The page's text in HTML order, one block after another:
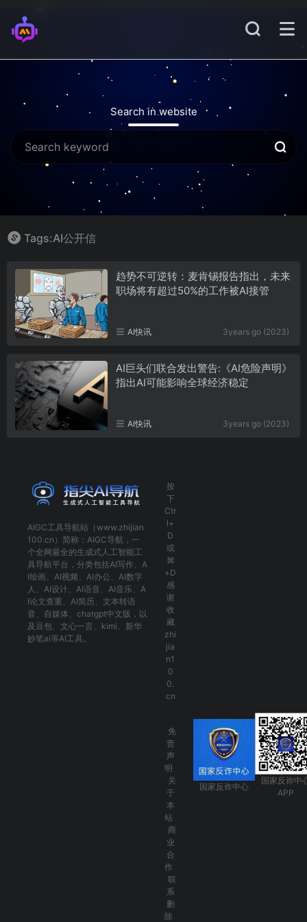
Search in website
Tags:AI公开信
趋势不可逆转：麦肯锡报告指出，未来
职场将有超过50%的工作被AI接管
AI快讯 3years go (2023)
AI巨头们联合发出警告:《AI危险声明》
指出AI可能影响全球经济稳定
AI快讯 3years go (2023)
AIGC工具导航站（www.zhijian
100.cn）简称： AIGC导航 ，一
个全网最全的生成式人工智能工
具导航平台，分类包括AI写作 、 A
I绘画 、 AI视频 、 AI办公 、 AI数字
人 、 AI设计、 AI语音、 AI音乐、 A
I论文查重 、 AI简历 、 文本转语
音、 自媒体 、 chatgpt中文版 ，以
及 豆包、 文心一言 、 kimi 、 新华
妙笔ai等AI工具。
按
下
Ctr
l+
D
或
⌘
+D
感
谢
收
藏
zhi
jia
n1
0
0.
cn
免
责
声
明
关
于
本
站
商
业
合
作
联
系
删
除
国家反诈中心
国家反诈中
APP